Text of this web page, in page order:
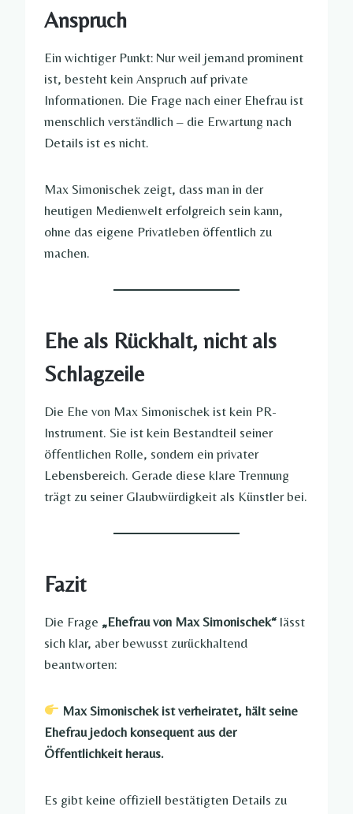
Anspruch
Ein wichtiger Punkt: Nur weil jemand prominent
ist, besteht kein Anspruch auf private
Informationen. Die Frage nach einer Ehefrau ist
menschlich verständlich – die Erwartung nach
Details ist es nicht.
Max Simonischek zeigt, dass man in der
heutigen Medienwelt erfolgreich sein kann,
ohne das eigene Privatleben öffentlich zu
machen.
Ehe als Rückhalt, nicht als
Schlagzeile
Die Ehe von Max Simonischek ist kein PR-
Instrument. Sie ist kein Bestandteil seiner
öffentlichen Rolle, sondern ein privater
Lebensbereich. Gerade diese klare Trennung
trägt zu seiner Glaubwürdigkeit als Künstler bei.
Fazit
Die Frage „Ehefrau von Max Simonischek“ lässt
sich klar, aber bewusst zurückhaltend
beantworten:
Max Simonischek ist verheiratet, hält seine
Ehefrau jedoch konsequent aus der
Öffentlichkeit heraus.
Es gibt keine offiziell bestätigten Details zu